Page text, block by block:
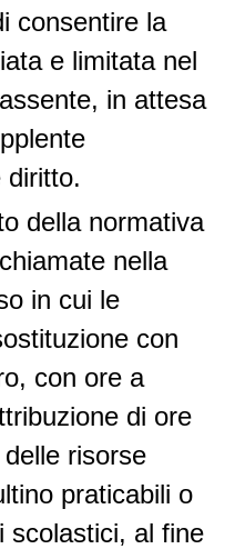
consentire la
e limitata nel
in attesa
diritto.
della normativa
nella
in cui le
con
con ore a
di ore
risorse
praticabili o
scolastici, al fine